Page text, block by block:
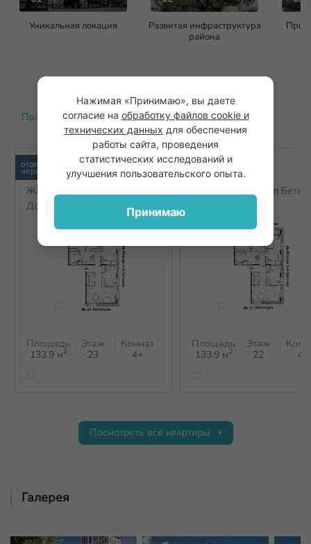
Уникальная локация
Развитая инфраструктура
района
Позволь себе больше Похожие варианты
отделка
черновая
ЖК Гранд-квартал Бетанкур
Дом 2
Площадь
133.9м2
Этаж
23
Комнат
4+
отделка
черновая
ЖК Гранд-квартал
Площадь
133.9м2
Этаж
22
4+
Посмотреть все квартиры
Галерея
Нажимая «Принимаю», вы даете
согласие на обработку файлов cookie и
технических данных для обеспечения
работы сайта, проведения
статистических исследований и
улучшения пользовательского опыта.
Принимаю